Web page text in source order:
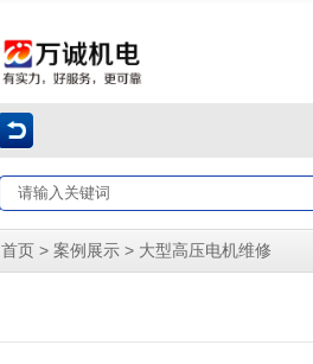
首页 > 案例展示 > 大型高压电机维修